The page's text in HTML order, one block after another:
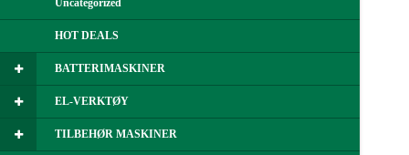
Uncategorized
HOT DEALS
BATTERIMASKINER
EL-VERKTØY
TILBEHØR MASKINER